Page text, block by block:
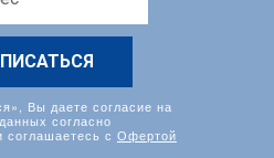
Вы даете согласие на
согласно
соглашаетесь с Офертой